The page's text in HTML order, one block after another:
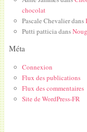
chocolat
Pascale Chevalierdans
Putti patticiadans
Méta
Connexion
Flux des publications
Flux des commentaires
Site de WordPress-FR